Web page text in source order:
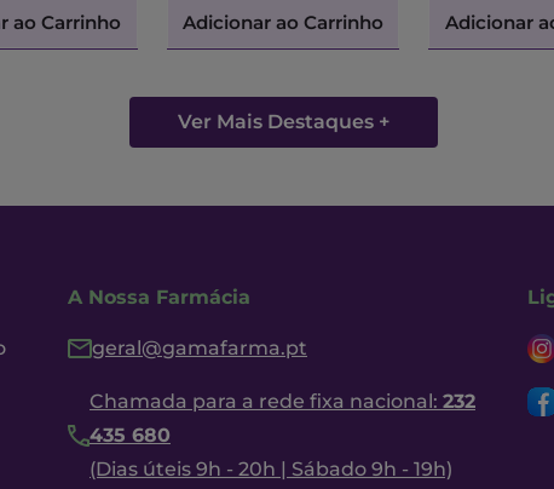
ao Carrinho Adicionar ao Carrinho Adicionar
Ver Mais Destaques +
A Nossa Farmácia
geral@gamafarma.pt
Chamada para a rede fixa nacional: 232
435 680
(Dias úteis 9h - 20h | Sábado 9h - 19h)